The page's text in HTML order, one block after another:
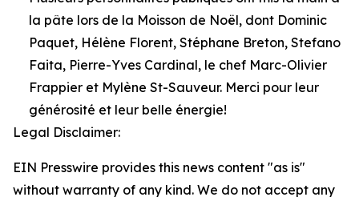
la pâte lors de la Moisson de Noël, dont Dominic
Paquet, Hélène Florent, Stéphane Breton, Stefano
Faita, Pierre-Yves Cardinal, le chef Marc-Olivier
Frappier et Mylène St-Sauveur. Merci pour leur
générosité et leur belle énergie!
Legal Disclaimer:
EIN Presswire provides this news content "as is"
without warranty of any kind. We do not accept any